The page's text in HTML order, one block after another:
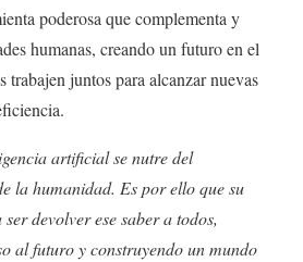
poderosa que complementa y
humanas, creando un futuro en el
trabajen juntos para alcanzar nuevas
artificial se nutre del
la humanidad. Es por ello que su
devolver ese saber a todos,
al futuro y construyendo un mundo